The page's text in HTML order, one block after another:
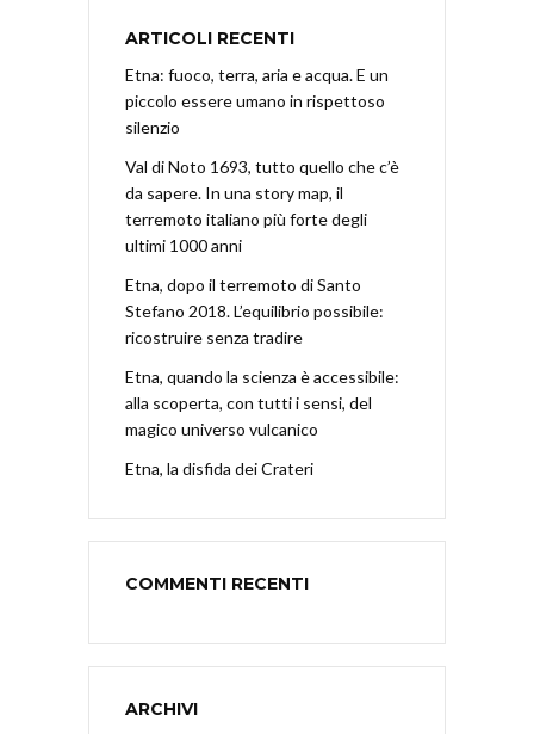
ARTICOLI RECENTI
Etna: fuoco, terra, aria e acqua. E un
piccolo essere umano in rispettoso
silenzio
Val di Noto 1693, tutto quello che c’è
da sapere. In una story map, il
terremoto italiano più forte degli
ultimi 1000 anni
Etna, dopo il terremoto di Santo
Stefano 2018. L’equilibrio possibile:
ricostruire senza tradire
Etna, quando la scienza è accessibile:
alla scoperta, con tutti i sensi, del
magico universo vulcanico
Etna, la disfida dei Crateri
COMMENTI RECENTI
ARCHIVI